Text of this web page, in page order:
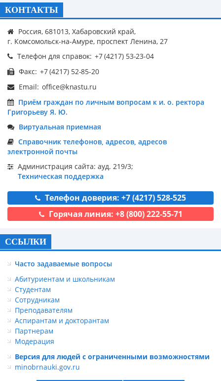
КОНТАКТЫ
Россия, 681013, Хабаровский край,
г. Комсомольск-на-Амуре, проспект Ленина, 27
Телефон для справок:
Факс:
Email:
Приём граждан по личным вопросам к и. о. ректора
Григорьеву Я. Ю.
Виртуальная приемная
Справочник телефонов, адресов, адресов
электронной почты
Администрация сайта: ауд. 219/3;
Техническая поддержка
Телефон доверия: +7 (4217) 528-525
Горячая линия: +8 (800) 222-55-71
ССЫЛКИ
Часто задаваемые вопросы
Абитуриентам и школьникам
Студентам
Сотрудникам
Преподавателям
Аспирантам и докторантам
Партнерам
Модерация
Версия для людей с ограниченными возможностями
minobrnauki.gov.ru